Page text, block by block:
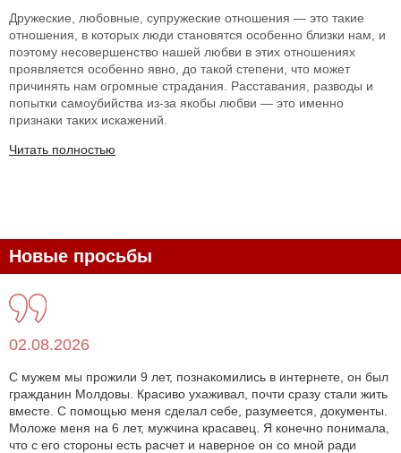
Дружеские, любовные, супружеские отношения — это такие
отношения, в которых люди становятся особенно близки нам, и
поэтому несовершенство нашей любви в этих отношениях
проявляется особенно явно, до такой степени, что может
причинять нам огромные страдания. Расставания, разводы и
попытки самоубийства из-за якобы любви — это именно
признаки таких искажений.
Читать полностью
Новые просьбы
02.08.2026
С мужем мы прожили 9 лет, познакомились в интернете, он был
гражданин Молдовы. Красиво ухаживал, почти сразу стали жить
вместе. С помощью меня сделал себе, разумеется, документы.
Моложе меня на 6 лет, мужчина красавец. Я конечно понимала,
что с его стороны есть расчет и наверное он со мной ради